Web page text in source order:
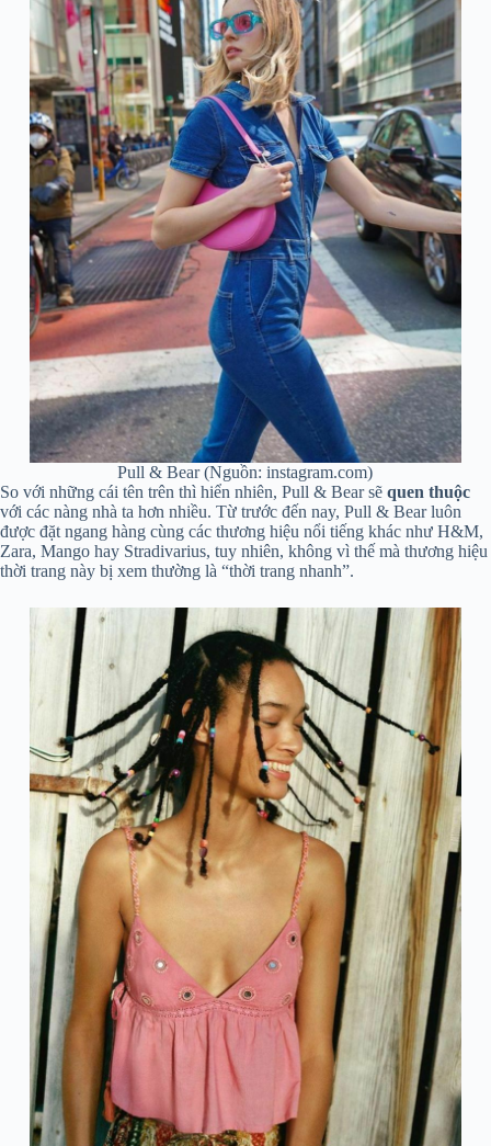
Pull & Bear (Nguồn: instagram.com)
So với những cái tên trên thì hiển nhiên, Pull & Bear sẽ quen thuộc
với các nàng nhà ta hơn nhiều. Từ trước đến nay, Pull & Bear luôn
được đặt ngang hàng cùng các thương hiệu nổi tiếng khác như H&M,
Zara, Mango hay Stradivarius, tuy nhiên, không vì thế mà thương hiệu
thời trang này bị xem thường là “thời trang nhanh”.